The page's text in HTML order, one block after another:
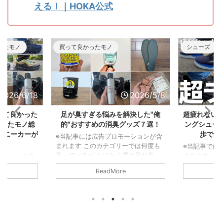
える！｜HOKA公式
たモノ
6/18
良かった
たモノ総
ニーカーが
ョンが含
は落ちると
買って良かったモノ
2026/5/8
足が臭すぎる悩みを解決した"俺
的"おすすめの消臭グッズ７選！
※当記事には広告プロモーションが含
まれます このカテゴリーでは何度も
言っているが とにかく僕は足が臭
い。 東に足を向ければ臭さが一周し
て西から後頭部に当たるくらいだ。
さ～メガトン級の足の臭さまで色んな
ReadMore
シューズ
超疲れない
ングシュ
歩で
※当記事では
まれます
ウォーキン